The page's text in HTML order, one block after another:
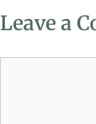
Leave a